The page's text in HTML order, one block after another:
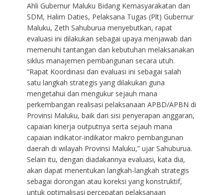
Ahli Gubernur Maluku Bidang Kemasyarakatan dan
SDM, Halim Daties, Pelaksana Tugas (Plt) Gubernur
Maluku, Zeth Sahuburua menyebutkan, rapat
evaluasi ini dilakukan sebagai upaya menjawab dan
memenuhi tantangan dan kebutuhan melaksanakan
siklus manajemen pembangunan secara utuh.
“Rapat Koordinasi dan evaluasi ini sebagai salah
satu langkah strategis yang dilakukan guna
mengetahui dan mengukur sejauh mana
perkembangan realisasi pelaksanaan APBD/APBN di
Provinsi Maluku, baik dari sisi penyerapan anggaran,
capaian kinerja outputnya serta sejauh mana
capaian indikator-indikator makro pembangunan
daerah di wilayah Provinsi Maluku,” ujar Sahuburua.
Selain itu, dengan diadakannya evaluasi, kata dia,
akan dapat menentukan langkah-langkah strategis
sebagai dorongan atau koreksi yang konstruktif,
untuk optimalisasi percepatan pelaksanaan